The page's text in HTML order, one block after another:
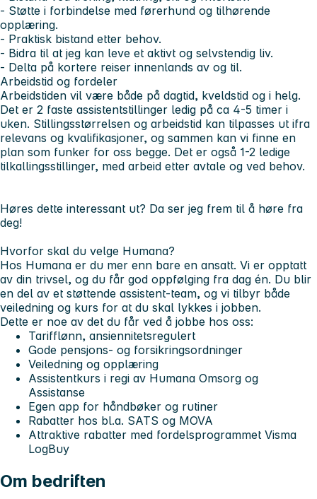
- Støtte i forbindelse med førerhund og tilhørende
opplæring.
- Praktisk bistand etter behov.
- Bidra til at jeg kan leve et aktivt og selvstendig liv.
- Delta på kortere reiser innenlands av og til.
Arbeidstid og fordeler
Arbeidstiden vil være både på dagtid, kveldstid og i helg.
Det er 2 faste assistentstillinger ledig på ca 4-5 timer i
uken. Stillingsstørrelsen og arbeidstid kan tilpasses ut ifra
relevans og kvalifikasjoner, og sammen kan vi finne en
plan som funker for oss begge. Det er også 1-2 ledige
tilkallingsstillinger, med arbeid etter avtale og ved behov.
Høres dette interessant ut? Da ser jeg frem til å høre fra
deg!
Hvorfor skal du velge Humana?
Hos Humana er du mer enn bare en ansatt. Vi er opptatt
av din trivsel, og du får god oppfølging fra dag én. Du blir
en del av et støttende assistent-team, og vi tilbyr både
veiledning og kurs for at du skal lykkes i jobben.
Dette er noe av det du får ved å jobbe hos oss:
Tarifflønn, ansiennitetsregulert
Gode pensjons- og forsikringsordninger
Veiledning og opplæring
Assistentkurs i regi av Humana Omsorg og
Assistanse
Egen app for håndbøker og rutiner
Rabatter hos bl.a. SATS og MOVA
Attraktive rabatter med fordelsprogrammet Visma
LogBuy
Om bedriften